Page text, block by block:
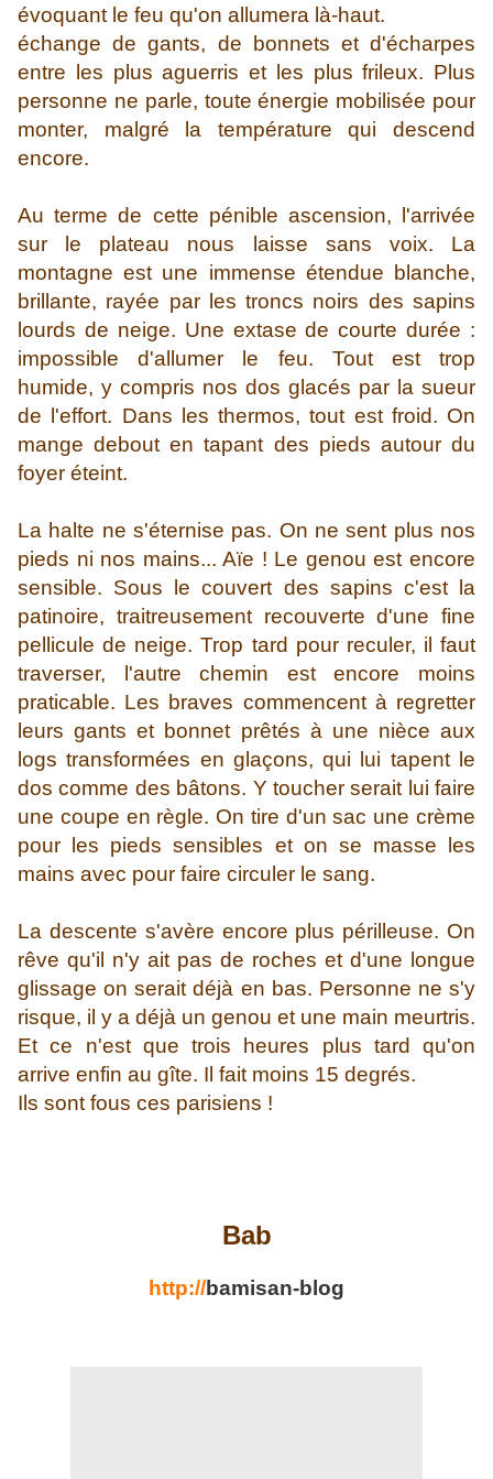
évoquant le feu qu'on allumera là-haut.
échange de gants, de bonnets et d'écharpes
entre les plus aguerris et les plus frileux. Plus
personne ne parle, toute énergie mobilisée pour
monter, malgré la température qui descend
encore.
Au terme de cette pénible ascension, l'arrivée
sur le plateau nous laisse sans voix. La
montagne est une immense étendue blanche,
brillante, rayée par les troncs noirs des sapins
lourds de neige. Une extase de courte durée :
impossible d'allumer le feu. Tout est trop
humide, y compris nos dos glacés par la sueur
de l'effort. Dans les thermos, tout est froid. On
mange debout en tapant des pieds autour du
foyer éteint.
La halte ne s'éternise pas. On ne sent plus nos
pieds ni nos mains... Aïe ! Le genou est encore
sensible. Sous le couvert des sapins c'est la
patinoire, traitreusement recouverte d'une fine
pellicule de neige. Trop tard pour reculer, il faut
traverser, l'autre chemin est encore moins
praticable. Les braves commencent à regretter
leurs gants et bonnet prêtés à une nièce aux
logs transformées en glaçons, qui lui tapent le
dos comme des bâtons. Y toucher serait lui faire
une coupe en règle. On tire d'un sac une crème
pour les pieds sensibles et on se masse les
mains avec pour faire circuler le sang.
La descente s'avère encore plus périlleuse. On
rêve qu'il n'y ait pas de roches et d'une longue
glissage on serait déjà en bas. Personne ne s'y
risque, il y a déjà un genou et une main meurtris.
Et ce n'est que trois heures plus tard qu'on
arrive enfin au gîte. Il fait moins 15 degrés.
Ils sont fous ces parisiens !
Bab
http://bamisan-blog